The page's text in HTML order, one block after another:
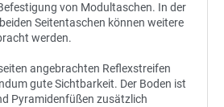
von Modultaschen. In der
Seitentaschen können weitere
werden.
angebrachten Reflexstreifen
gute Sichtbarkeit. Der Boden ist
Pyramidenfüßen zusätzlich